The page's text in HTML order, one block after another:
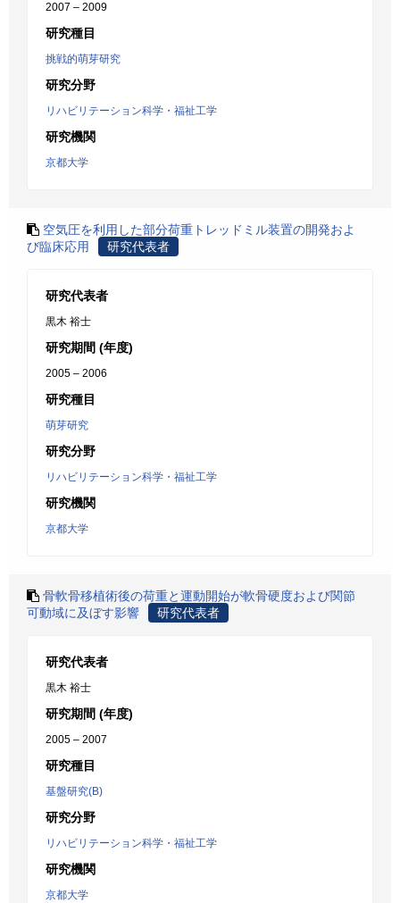
2007 – 2009
研究種目
挑戦的萌芽研究
研究分野
リハビリテーション科学・福祉工学
研究機関
京都大学
空気圧を利用した部分荷重トレッドミル装置の開発およ
び臨床応用
研究代表者
研究代表者
黒木 裕士
研究期間 (年度)
2005 – 2006
研究種目
萌芽研究
研究分野
リハビリテーション科学・福祉工学
研究機関
京都大学
骨軟骨移植術後の荷重と運動開始が軟骨硬度および関節
可動域に及ぼす影響
研究代表者
研究代表者
黒木 裕士
研究期間 (年度)
2005 – 2007
研究種目
基盤研究(B)
研究分野
リハビリテーション科学・福祉工学
研究機関
京都大学